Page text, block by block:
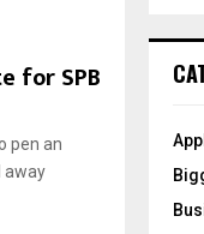
for SPB
pen an
away
h
o
: